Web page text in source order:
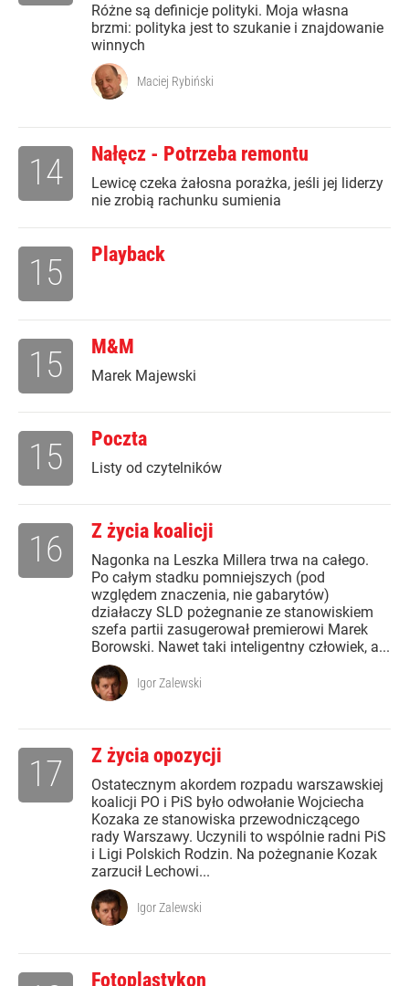
Różne są definicje polityki. Moja własna
brzmi: polityka jest to szukanie i znajdowanie
winnych
Maciej Rybiński
Nałęcz - Potrzeba remontu
Lewicę czeka żałosna porażka, jeśli jej liderzy
nie zrobią rachunku sumienia
14
Playback
15
M&M
Marek Majewski
15
Poczta
Listy od czytelników
15
Z życia koalicji
Nagonka na Leszka Millera trwa na całego.
Po całym stadku pomniejszych (pod
względem znaczenia, nie gabarytów)
działaczy SLD pożegnanie ze stanowiskiem
szefa partii zasugerował premierowi Marek
Borowski. Nawet taki inteligentny człowiek, a...
16
Igor Zalewski
Z życia opozycji
Ostatecznym akordem rozpadu warszawskiej
koalicji PO i PiS było odwołanie Wojciecha
Kozaka ze stanowiska przewodniczącego
rady Warszawy. Uczynili to wspólnie radni PiS
i Ligi Polskich Rodzin. Na pożegnanie Kozak
zarzucił Lechowi...
17
Igor Zalewski
Fotoplastykon